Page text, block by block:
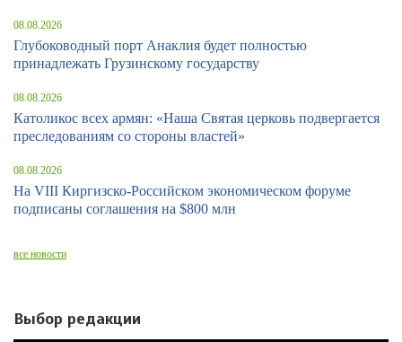
08.08.2026
Глубоководный порт Анаклия будет полностью
принадлежать Грузинскому государству
08.08.2026
Католикос всех армян: «Наша Святая церковь подвергается
преследованиям со стороны властей»
08.08.2026
На VIII Киргизско-Российском экономическом форуме
подписаны соглашения на $800 млн
все новости
Выбор редакции